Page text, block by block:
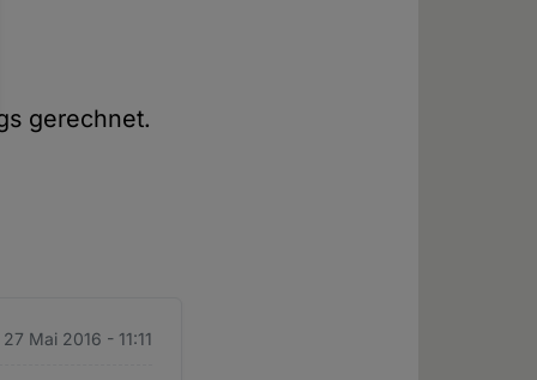
gerechnet.
27 Mai 2016 - 11:11